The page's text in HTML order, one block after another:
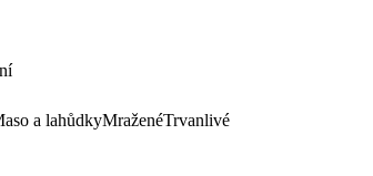
a lahůdkyMraženéTrvanlivé